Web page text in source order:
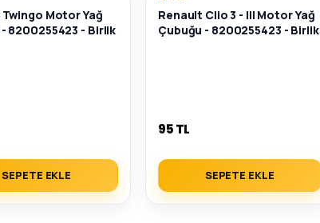
Motor Yağ
8200255423 - Birlik
SEPETE EKLE
Renault Clio 3 - III Motor Yağ
Çubuğu - 8200255423 - Birlik
95 TL
SEPETE EKLE